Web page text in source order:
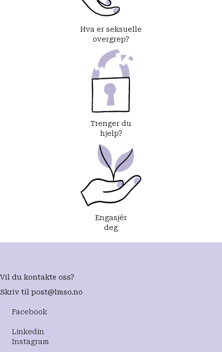
Hva er seksuelle
overgrep?
Trenger du
hjelp?
Engasjér
deg
Vil du kontakte oss?
Skriv til post@lmso.no
Facebook
Linkedin
Instagram